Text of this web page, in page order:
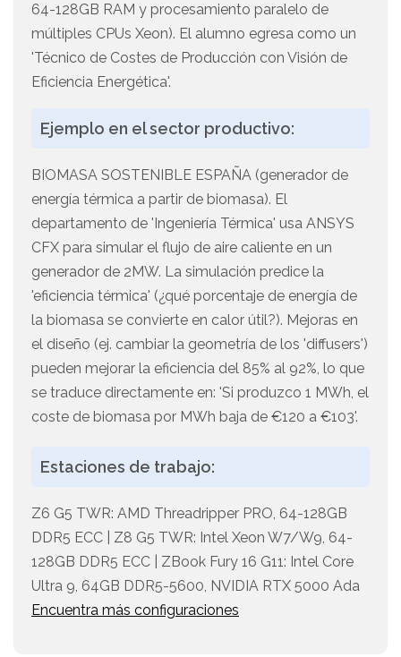
64-128GB RAM y procesamiento paralelo de
múltiples CPUs Xeon). El alumno egresa como un
'Técnico de Costes de Producción con Visión de
Eficiencia Energética'.
Ejemplo en el sector productivo:
BIOMASA SOSTENIBLE ESPAÑA (generador de
energía térmica a partir de biomasa). El
departamento de 'Ingeniería Térmica' usa ANSYS
CFX para simular el flujo de aire caliente en un
generador de 2MW. La simulación predice la
'eficiencia térmica' (¿qué porcentaje de energía de
la biomasa se convierte en calor útil?). Mejoras en
el diseño (ej. cambiar la geometría de los 'diffusers')
pueden mejorar la eficiencia del 85% al 92%, lo que
se traduce directamente en: 'Si produzco 1 MWh, el
coste de biomasa por MWh baja de €120 a €103'.
Estaciones de trabajo:
Z6 G5 TWR: AMD Threadripper PRO, 64-128GB
DDR5 ECC | Z8 G5 TWR: Intel Xeon W7/W9, 64-
128GB DDR5 ECC | ZBook Fury 16 G11: Intel Core
Ultra 9, 64GB DDR5-5600, NVIDIA RTX 5000 Ada
Encuentra más configuraciones